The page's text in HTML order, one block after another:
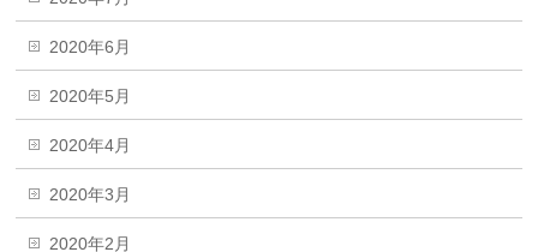
2020年6月
2020年5月
2020年4月
2020年3月
2020年2月